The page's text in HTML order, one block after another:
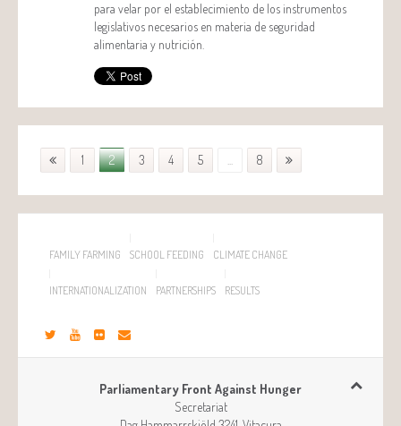
para velar por el establecimiento de los instrumentos
legislativos necesarios en materia de seguridad
alimentaria y nutrición.
1 2 3 4 5 8
FAMILY FARMING SCHOOL FEEDING CLIMATE CHANGE
INTERNATIONALIZATION PARTNERSHIPS RESULTS
Parliamentary Front Against Hunger
Secretariat